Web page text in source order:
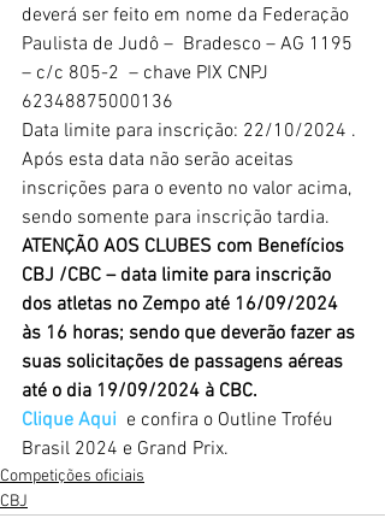
deverá ser feito em nome da Federação
Paulista de Judô –  Bradesco – AG 1195
– c/c 805-2  – chave PIX CNPJ
62348875000136
Data limite para inscrição: 22/10/2024 .
Após esta data não serão aceitas
inscrições para o evento no valor acima,
sendo somente para inscrição tardia.
ATENÇÃO AOS CLUBES com Benefícios
CBJ /CBC – data limite para inscrição
dos atletas no Zempo até 16/09/2024
às 16 horas; sendo que deverão fazer as
suas solicitações de passagens aéreas
até o dia 19/09/2024 à CBC.
Clique Aqui e confira o Outline Troféu
Brasil 2024 e Grand Prix.
Competições oficiais
CBJ